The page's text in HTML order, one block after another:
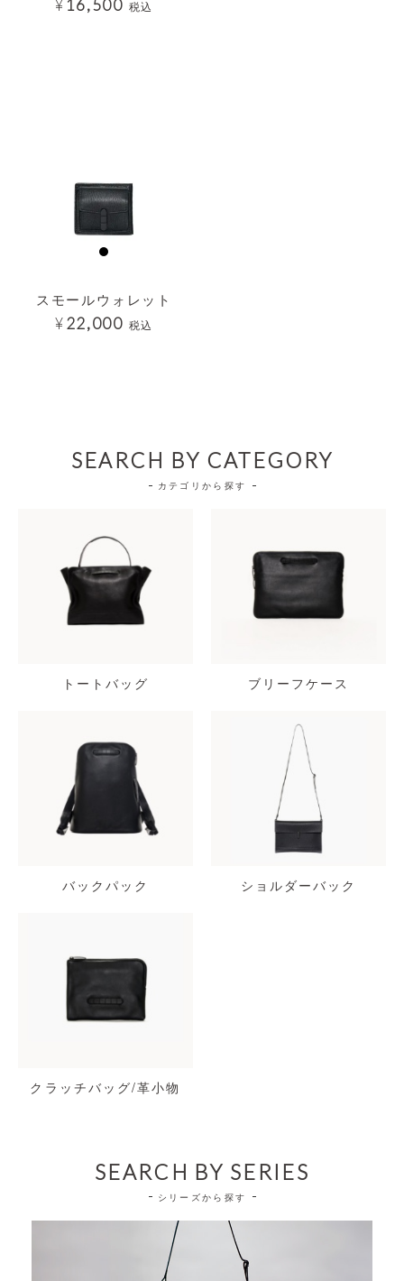
¥ 16,500 税込
スモールウォレット
¥22,000 税込
SEARCH BY CATEGORY
カテゴリから探す
トートバッグ ブリーフケース
バックパック ショルダーバック
クラッチバッグ/革小物
SEARCH BY SERIES
シリーズから探す